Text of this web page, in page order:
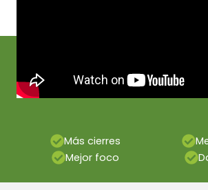
Más cierres
Mejor foco